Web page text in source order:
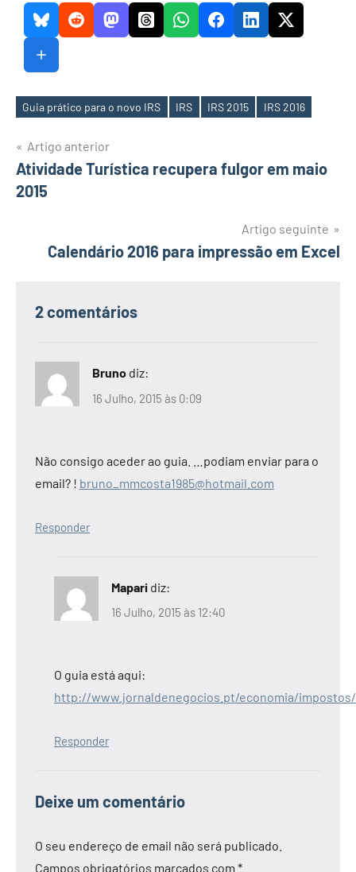
Etiquetas
Guia prático para o novo IRS IRS IRS 2015 IRS 2016
Navegação
de
Artigo anterior
Atividade Turística recupera fulgor em maio
2015
Artigo seguinte
Calendário 2016 para impressão em Excel
2 comentários
Bruno diz:
16 Julho, 2015 às 0:09
Não consigo aceder ao guia. …podiam enviar para o
email? ! bruno_mmcosta1985@hotmail.com
Responder
Mapari diz:
16 Julho, 2015 às 12:40
O guia está aqui:
http://www.jornaldenegocios.pt/economia/
Responder
Deixe um comentário
O seu endereço de email não será publicado.
Campos obrigatórios marcados com *